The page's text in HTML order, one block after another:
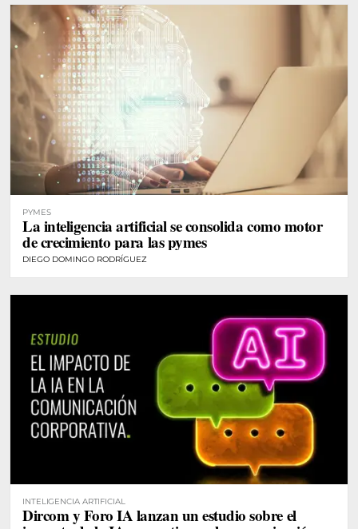
PYMES
La inteligencia artificial se consolida como motor
de crecimiento para las pymes
DIEGO DOMINGO RODRÍGUEZ
INTELIGENCIA ARTIFICIAL
Dircom y Foro IA lanzan un estudio sobre el